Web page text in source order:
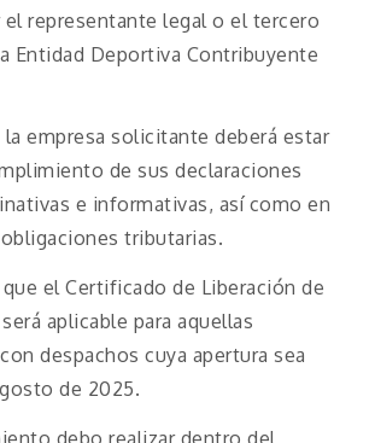
el representante legal o el tercero
Entidad Deportiva Contribuyente
empresa solicitante deberá estar
de sus declaraciones
e informativas, así como en
tributarias.
el Certificado de Liberación de
aplicable para aquellas
despachos cuya apertura sea
de 2025.
debo realizar dentro del